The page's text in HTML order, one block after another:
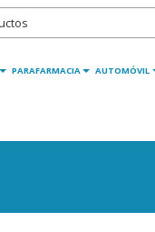
PARAFARMACIA AUTOMÓVIL